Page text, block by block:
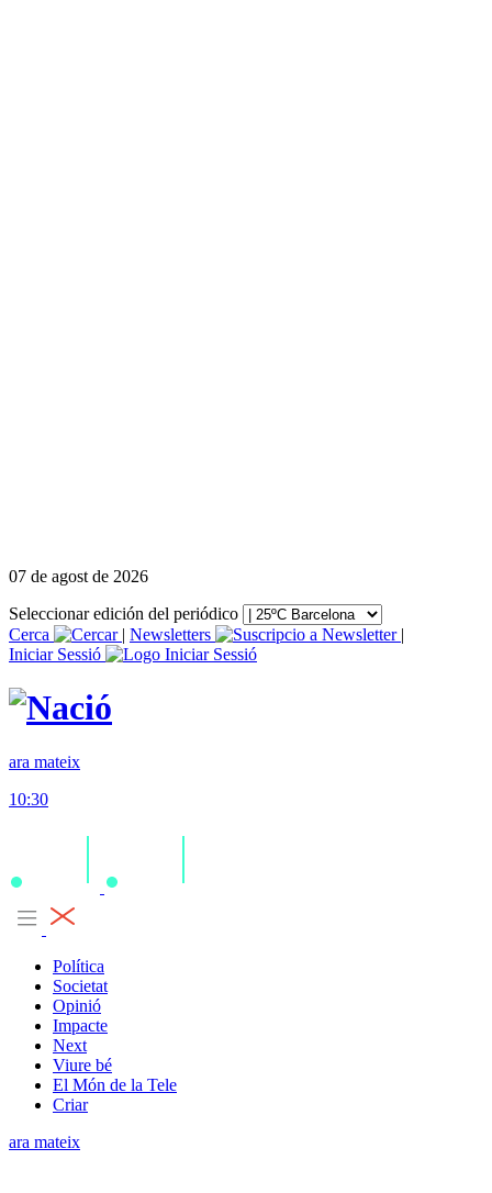
07 de agost de 2026
Seleccionar edición del periódico
Cerca
| Newsletters
|
Iniciar Sessió
ara mateix
10:30
Política
Societat
Opinió
Impacte
Next
Viure bé
El Món de la Tele
Criar
ara mateix